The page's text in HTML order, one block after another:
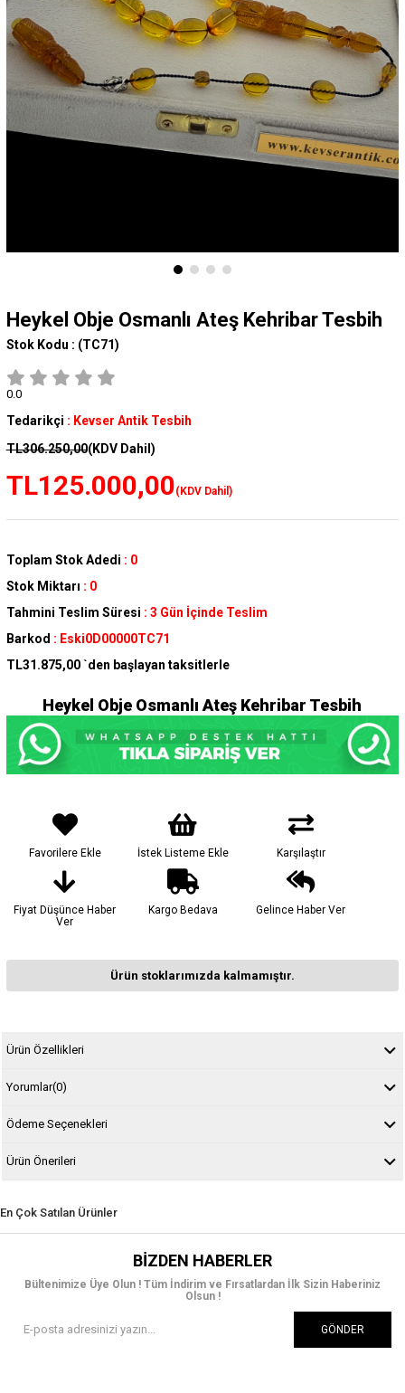
Heykel Obje Osmanlı Ateş Kehribar Tesbih
Stok Kodu : (TC71)
0.0
Tedarikçi : Kevser Antik Tesbih
TL306.250,00(KDV Dahil)
TL125.000,00(KDV Dahil)
Toplam Stok Adedi : 0
Stok Miktarı : 0
Tahmini Teslim Süresi : 3 Gün İçinde Teslim
Barkod : Eski0D00000TC71
TL31.875,00 `den başlayan taksitlerle
Heykel Obje Osmanlı Ateş Kehribar Tesbih
Favorilere Ekle İstek Listeme Ekle Karşılaştır
Fiyat Düşünce Haber
Ver
Kargo Bedava Gelince Haber Ver
Ürün stoklarımızda kalmamıştır.
Ürün Özellikleri
Yorumlar(0)
Ödeme Seçenekleri
Ürün Önerileri
En Çok Satılan Ürünler
BIZDEN HABERLER
Bültenimize Üye Olun ! Tüm İndirim ve Fırsatlardan İlk Sizin Haberiniz
Olsun !
GÖNDER